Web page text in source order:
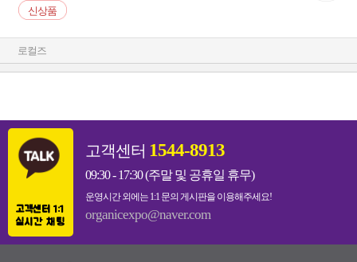
신상품
로컬즈
고객센터 1:1
실시간 채팅
고객센터 1544-8913
09:30 - 17:30 (주말 및 공휴일 휴무)
운영시간 외에는 1:1 문의 게시판을 이용해주세요!
organicexpo@naver.com